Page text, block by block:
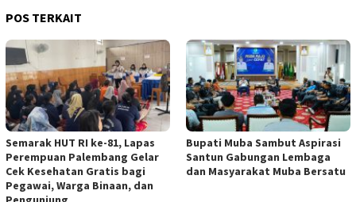
POS TERKAIT
Semarak HUT RI ke-81, Lapas
Perempuan Palembang Gelar
Cek Kesehatan Gratis bagi
Pegawai, Warga Binaan, dan
Bupati Muba Sambut Aspirasi
Santun Gabungan Lembaga
dan Masyarakat Muba Bersatu